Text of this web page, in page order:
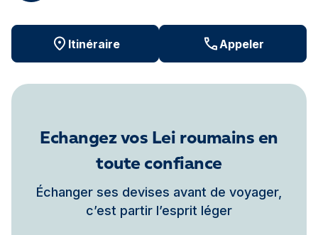
Itinéraire Appeler
Echangez vos Lei roumains en
toute confiance
Échanger ses devises avant de voyager,
c’est partir l’esprit léger